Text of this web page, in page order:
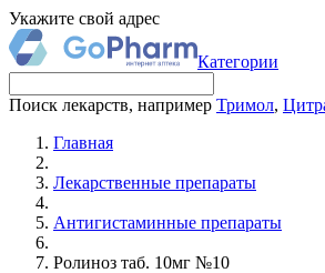
Укажите свой адрес
Категории
Поиск лекарств, например Тримол,
Главная
Лекарственные препараты
Антигистаминные препараты
Ролиноз таб. 10мг №10